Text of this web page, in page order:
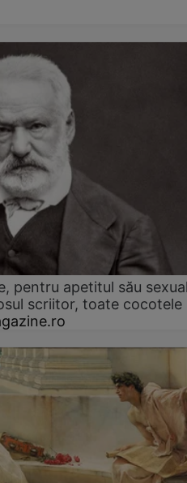
pentru apetitul său
scriitor, toate cocotele